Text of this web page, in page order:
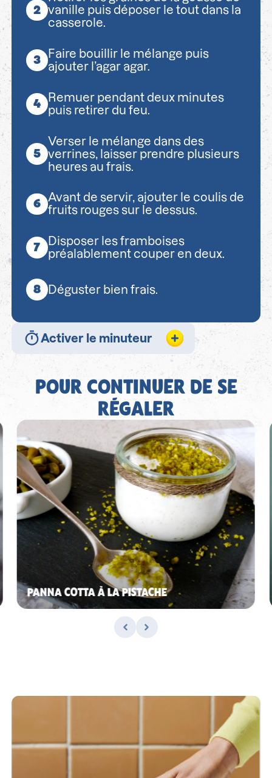
vanille puis déposer le tout dans la
casserole.
Faire bouillir le mélange puis
ajouter l’agar agar.
Remuer pendant deux minutes
puis retirer du feu.
Verser le mélange dans des
verrines, laisser prendre plusieurs
heures au frais.
Avant de servir, ajouter le coulis de
fruits rouges sur le dessus.
Disposer les framboises
préalablement couper en deux.
Déguster bien frais.
Activer le minuteur
POUR CONTINUER DE SE
RÉGALER
PANNA COTTA À LA PISTACHE